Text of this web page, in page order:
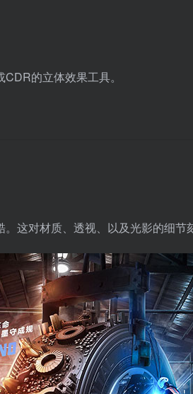
CDR的立体效果工具。
这对材质、透视、以及光影的细节